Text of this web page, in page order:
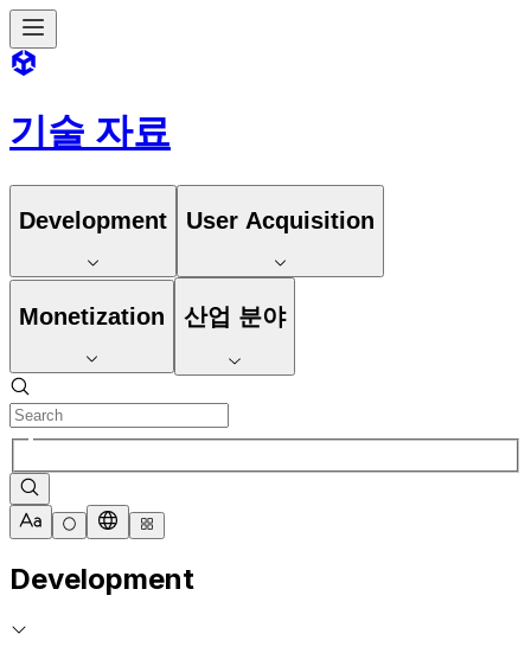
기술 자료
Development User Acquisition
Monetization 산업 분야
Development